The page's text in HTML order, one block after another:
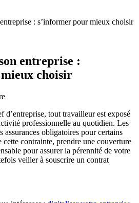
: s’informer pour mieux choisir
entreprise :
choisir
d’entreprise, tout travailleur est exposé
professionnelle au quotidien. Les
assurances obligatoires pour certains
cette contrainte, prendre une couverture
pour assurer la pérennité de votre
veiller à souscrire un contrat